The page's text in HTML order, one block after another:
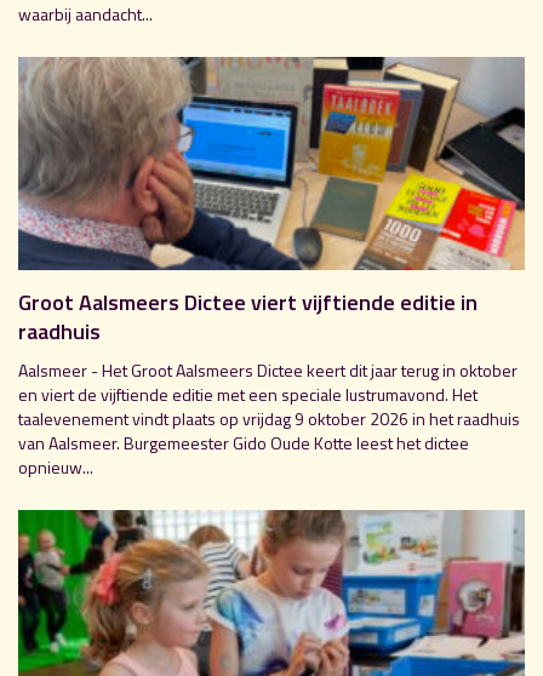
waarbij aandacht...
Groot Aalsmeers Dictee viert vijftiende editie in
raadhuis
Aalsmeer - Het Groot Aalsmeers Dictee keert dit jaar terug in oktober
en viert de vijftiende editie met een speciale lustrumavond. Het
taalevenement vindt plaats op vrijdag 9 oktober 2026 in het raadhuis
van Aalsmeer. Burgemeester Gido Oude Kotte leest het dictee
opnieuw...